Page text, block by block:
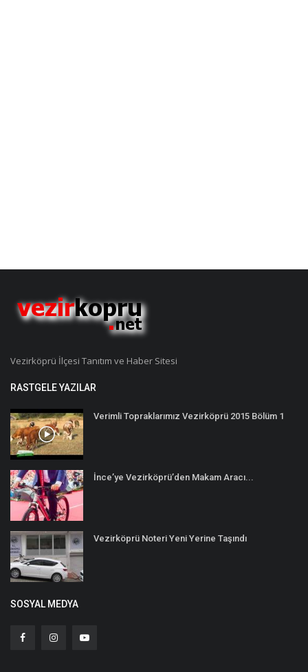
Vezirköprü İlçesi Tanıtım ve Haber Sitesi
RASTGELE YAZILAR
Verimli Topraklarımız Vezirköprü 2015 Bölüm 1
İnce’ye Vezirköprü’den Makam Aracı...
Vezirköprü Noteri Yeni Yerine Taşındı
SOSYAL MEDYA